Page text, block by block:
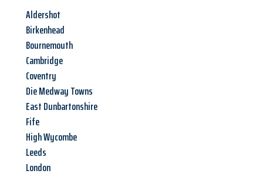
Aldershot
Birkenhead
Bournemouth
Cambridge
Coventry
Die Medway Towns
East Dunbartonshire
Fife
High Wycombe
Leeds
London